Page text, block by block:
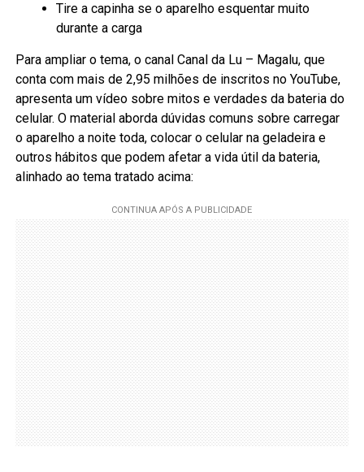
Tire a capinha se o aparelho esquentar muito
durante a carga
Para ampliar o tema, o canal Canal da Lu – Magalu, que
conta com mais de 2,95 milhões de inscritos no YouTube,
apresenta um vídeo sobre mitos e verdades da bateria do
celular. O material aborda dúvidas comuns sobre carregar
o aparelho a noite toda, colocar o celular na geladeira e
outros hábitos que podem afetar a vida útil da bateria,
alinhado ao tema tratado acima: